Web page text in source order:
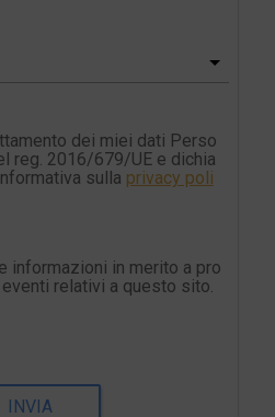
dei miei dati Perso
reg. 2016/679/UE e dichia
sulla privacy poli
informazioni in merito a pro
relativi a questo sito.
INVIA